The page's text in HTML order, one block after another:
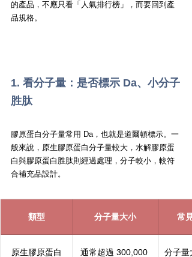
的產品，不應只看「人氣排行榜」，而要回到產
品規格。
1. 看分子量：是否標示 Da、小分子
胜肽
膠原蛋白分子量常用 Da，也就是道爾頓標示。一
般來說，原生膠原蛋白分子量較大，水解膠原蛋
白與膠原蛋白胜肽則經過處理，分子較小，較符
合補充品設計。
類型 分子量大小 常
原生膠原蛋白
通常超過 300,000
分子量